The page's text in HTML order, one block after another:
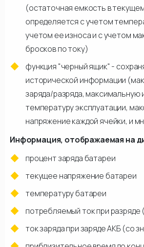
(остаточная емкость в
определяется с учетом
учетом ее износа и с учетом
бросков по току)
функция "черный ящик" -
исторической информации
заряда/разряда,
температуру эксплуатации,
напряжение каждой ячейки, и
Информация, отображаемая на
процент заряда батареи
текущее напряжение батареи
температуру батареи
потребляемый ток при разряде
ток заряда при заряде АКБ (со